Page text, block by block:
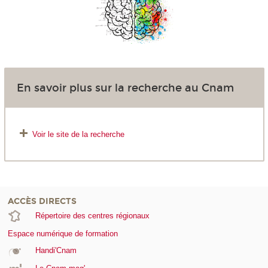
En savoir plus sur la recherche au Cnam
Voir le site de la recherche
ACCÈS DIRECTS
Répertoire des centres régionaux
Espace numérique de formation
Handi'Cnam